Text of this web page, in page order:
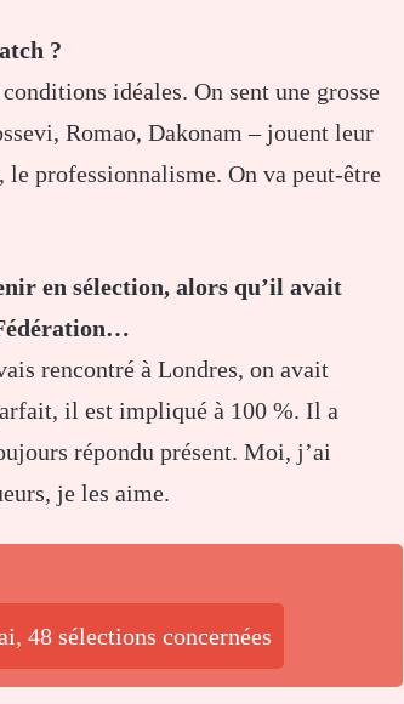
?
idéales. On sent une grosse
Romao, Dakonam – jouent leur
professionnalisme. On va peut-être
en sélection, alors qu’il avait
rencontré à Londres, on avait
il est impliqué à 100 %. Il a
répondu présent. Moi, j’ai
je les aime.
48 sélections concernées